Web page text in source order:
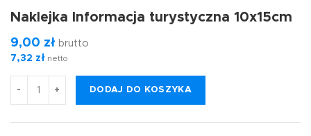
Naklejka Informacja turystyczna 10x15cm
9,00 zł brutto
7,32 zł netto
DODAJ DO KOSZYKA